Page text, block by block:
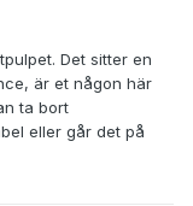
Det sitter en
är et någon här
ta bort
eller går det på